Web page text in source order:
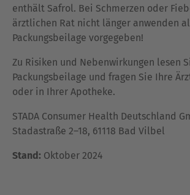
enthält Safrol. Bei Schmerzen oder
ärztlichen Rat nicht länger anwenden
Packungsbeilage vorgegeben!
Zu Risiken und Nebenwirkungen lesen
Packungsbeilage und fragen Sie Ihre
oder in Ihrer Apotheke.
STADA Consumer Health Deutschland
Stadastraße 2–18, 61118 Bad Vilbel
Stand: Oktober 2024